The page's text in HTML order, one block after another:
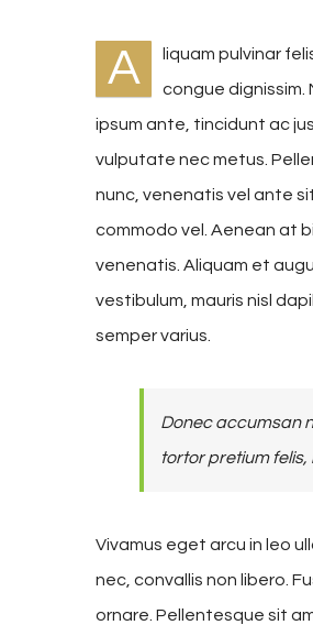
A
liquam pulvinar
congue dignissim.
ipsum ante, tincidunt ac
vulputate nec metus.
nunc, venenatis vel ante
commodo vel. Aenean at
venenatis. Aliquam et
vestibulum, mauris nisl
semper varius.
Donec accumsan
tortor pretium
Vivamus eget arcu in leo
nec, convallis non libero.
ornare. Pellentesque sit